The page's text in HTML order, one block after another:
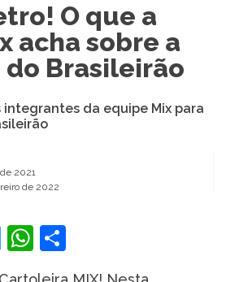
O que a
acha sobre a
do Brasileirão
integrantes da equipe Mix para
2021
de 2022
Telegram
WhatsApp